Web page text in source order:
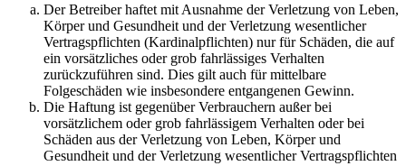
Der Betreiber haftet mit Ausnahme der Verletzung von Leben,
Körper und Gesundheit und der Verletzung wesentlicher
Vertragspflichten (Kardinalpflichten) nur für Schäden, die auf
ein vorsätzliches oder grob fahrlässiges Verhalten
zurückzuführen sind. Dies gilt auch für mittelbare
Folgeschäden wie insbesondere entgangenen Gewinn.
Die Haftung ist gegenüber Verbrauchern außer bei
vorsätzlichem oder grob fahrlässigem Verhalten oder bei
Schäden aus der Verletzung von Leben, Körper und
Gesundheit und der Verletzung wesentlicher Vertragspflichten